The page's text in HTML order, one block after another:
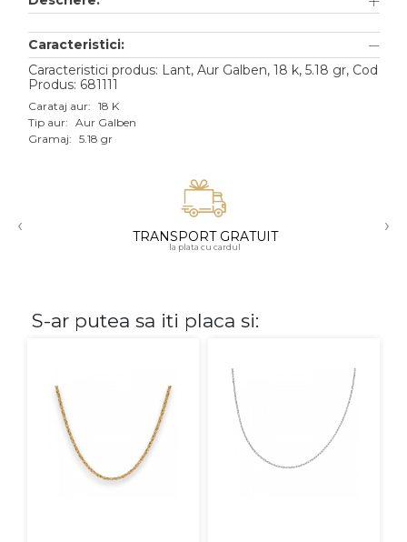
Aur alb
Aur roz
Aur mixt
18K
Diamante
Caracteristici:
Caracteristici produs: Lant, Aur Galben, 18 k, 5.18 gr, Cod
Produs: 681111
Carataj aur: 18 K
Tip aur: Aur Galben
Gramaj: 5.18 gr
‹ TRANSPORT GRATUIT
la plata cu cardul
›
S-ar putea sa iti placa si: